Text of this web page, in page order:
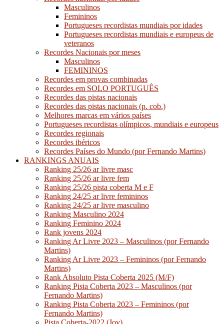
Masculinos
Femininos
Portugueses recordistas mundiais por idades
Portugueses recordistas mundiais e europeus de
veteranos
Recordes Nacionais por meses
Masculinos
FEMININOS
Recordes em provas combinadas
Recordes em SOLO PORTUGUÊS
Recordes das pistas nacionais
Recordes das pistas nacionais (p. cob.)
Melhores marcas em vários países
Portugueses recordistas olímpicos, mundiais e europeus
Recordes regionais
Recordes ibéricos
Recordes Países do Mundo (por Fernando Martins)
RANKINGS ANUAIS
Ranking 25/26 ar livre masc
Ranking 25/26 ar livre fem
Ranking 25/26 pista coberta M e F
Ranking 24/25 ar livre femininos
Ranking 24/25 ar livre masculino
Ranking Masculino 2024
Ranking Feminino 2024
Rank jovens 2024
Ranking Ar Livre 2023 – Masculinos (por Fernando
Martins)
Ranking Ar Livre 2023 – Femininos (por Fernando
Martins)
Rank Absoluto Pista Coberta 2025 (M/F)
Ranking Pista Coberta 2023 – Masculinos (por
Fernando Martins)
Ranking Pista Coberta 2023 – Femininos (por
Fernando Martins)
Pista Coberta-2022 (Jov)